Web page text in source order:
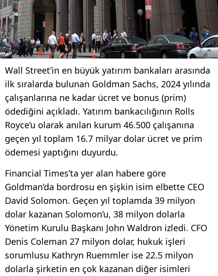
Wall Street’in en büyük yatırım bankaları arasında
ilk sıralarda bulunan Goldman Sachs, 2024 yılında
çalışanlarına ne kadar ücret ve bonus (prim)
ödediğini açıkladı. Yatırım bankacılığının Rolls
Royce’u olarak anılan kurum 46.500 çalışanına
geçen yıl toplam 16.7 milyar dolar ücret ve prim
ödemesi yaptığını duyurdu.
Financial Times’ta yer alan habere göre
Goldman’da bordrosu en şişkin isim elbette CEO
David Solomon. Geçen yıl toplamda 39 milyon
dolar kazanan Solomon’u, 38 milyon dolarla
Yönetim Kurulu Başkanı John Waldron izledi. CFO
Denis Coleman 27 milyon dolar, hukuk işleri
sorumlusu Kathryn Ruemmler ise 22.5 milyon
dolarla şirketin en çok kazanan diğer isimleri